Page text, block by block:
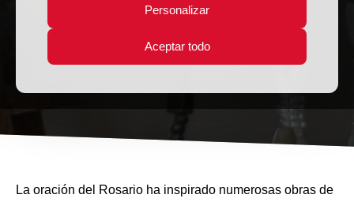
Personalizar
Aceptar todo
Patrimonio artístico
La oración del Rosario ha inspirado numerosas obras de